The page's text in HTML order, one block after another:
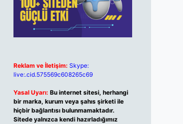
Reklam ve İletişim: Skype:
live:.cid.575569c608265c69
Yasal Uyarı: Bu internet sitesi, herhangi
bir marka, kurum veya şahıs şirketi ile
hiçbir bağlantısı bulunmamaktadır.
Sitede yalnızca kendi hazırladığımız